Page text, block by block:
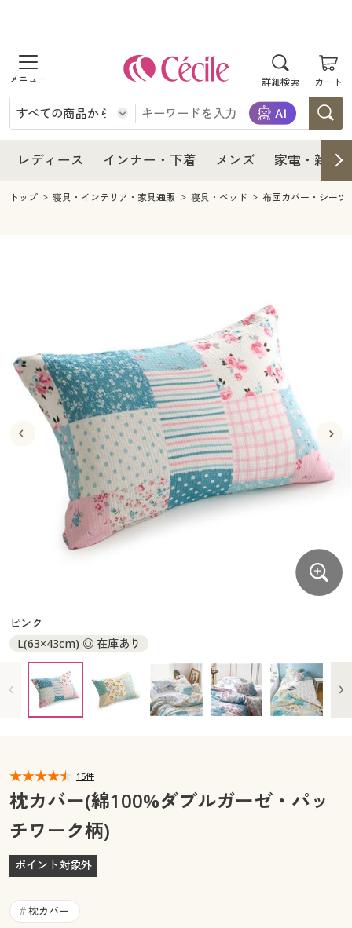
詳細検索 カート
商品を探す
レディース
レディースファッション
インナー・下着
インナー・下着通販すべて
メンズ
キッチン・雑貨・日用品
家具・収納
寝具・ベッド
カーテン・ラグ・ファブリック
美容・健康通販すべて
美容・健康・サプリメント
制服・スクール
制服・スクールすべて
制服・学生服
ジュニア・ティーンズ下着
大きいサイズ
大きいサイズ通販すべて
大きいサイズ レディース服
大きいサイズ レディース下着
大きいサイズ 事務・制服
バーゲン
バーゲンセール
シークレットセール
詳細検索
商品カテゴリ一覧
カタログ・チラシからのご注文
デジタルカタログ
カタログ無料プレゼント
マイページ
閲覧履歴
お気に入り
サポート
レディース インナー・下着 メンズ 家電・雑貨
レディース
レディース通販すべて
レディースファッション
インナー・下着
インナー・下着通販すべて
メンズ
寝具・ベッド
カーテン・ラグ・ファブリック
美容・健康・サプリメント
制服・スクールすべて
制服・学生服
ジュニア・ティーンズ下着
大きいサイズ
大きいサイズ通販すべて
大きいサイズ レディース服
大きいサイズ レディース下着
大きいサイズ メンズ
バーゲン
バーゲンセール
シークレットセール
詳細検索
商品カテゴリ一覧
カタログ
カタログ無料プレゼント
会員メニュー
閲覧履歴
お気に入り
サポート
トップ 寝具・インテリア・家具通販 寝具・ベッド 布団カバー・シーツ
ピンク
L(63×43cm) ◎ 在庫あり
15件
枕カバー(綿100%ダブルガーゼ・パッ
チワーク柄)
ポイント対象外
# 枕カバー